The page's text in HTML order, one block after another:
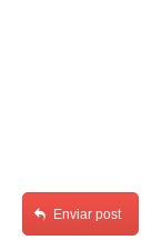
Enviar post